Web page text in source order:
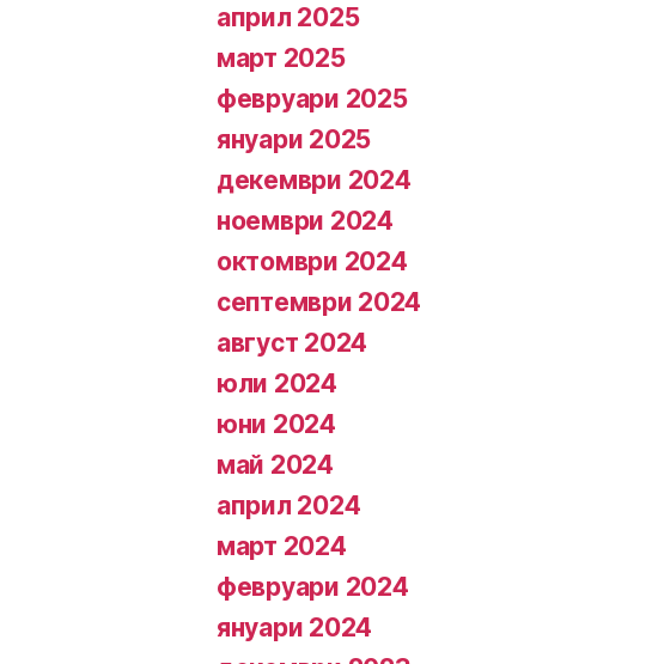
април 2025
март 2025
февруари 2025
януари 2025
декември 2024
ноември 2024
октомври 2024
септември 2024
август 2024
юли 2024
юни 2024
май 2024
април 2024
март 2024
февруари 2024
януари 2024